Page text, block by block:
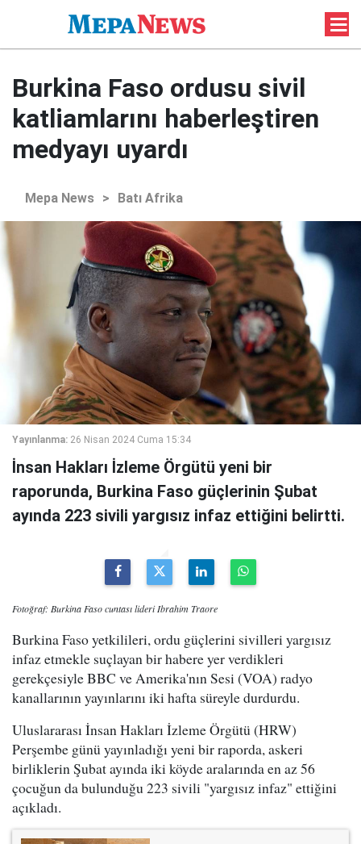
Burkina Faso ordusu sivil
katliamlarını haberleştiren
medyayı uyardı
Mepa News > Batı Afrika
Yayınlanma: 26 Nisan 2024 Cuma 15:34
İnsan Hakları İzleme Örgütü yeni bir
raporunda, Burkina Faso güçlerinin Şubat
ayında 223 sivili yargısız infaz ettiğini belirtti.
Fotoğraf: Burkina Faso cuntası lideri Ibrahim Traore
Burkina Faso yetkilileri, ordu güçlerini sivilleri yargısız
infaz etmekle suçlayan bir habere yer verdikleri
gerekçesiyle BBC ve Amerika'nın Sesi (VOA) radyo
kanallarının yayınlarını iki hafta süreyle durdurdu.
Uluslararası İnsan Hakları İzleme Örgütü (HRW)
Perşembe günü yayınladığı yeni bir raporda, askeri
birliklerin Şubat ayında iki köyde aralarında en az 56
çocuğun da bulunduğu 223 sivili "yargısız infaz" ettiğini
açıkladı.